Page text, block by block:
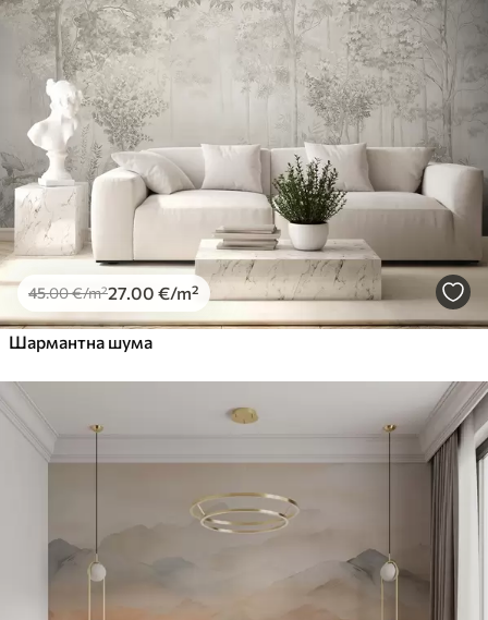
45.00€/m²27 .00 €/m²
Шармантна шума